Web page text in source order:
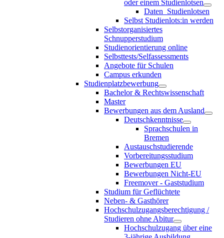
oder einem Studienlotsen
Daten_Studienlotsen
Selbst Studienlots:in werden
Selbstorganisiertes
Schnupperstudium
Studienorientierung online
Selbsttests/Selfassessments
Angebote für Schulen
Campus erkunden
Studienplatzbewerbung
Bachelor & Rechtswissenschaft
Master
Bewerbungen aus dem Ausland
Deutschkenntnisse
Sprachschulen in
Bremen
Austauschstudierende
Vorbereitungsstudium
Bewerbungen EU
Bewerbungen Nicht-EU
Freemover - Gaststudium
Studium für Geflüchtete
Neben- & Gasthörer
Hochschulzugangsberechtigung /
Studieren ohne Abitur
Hochschulzugang über eine